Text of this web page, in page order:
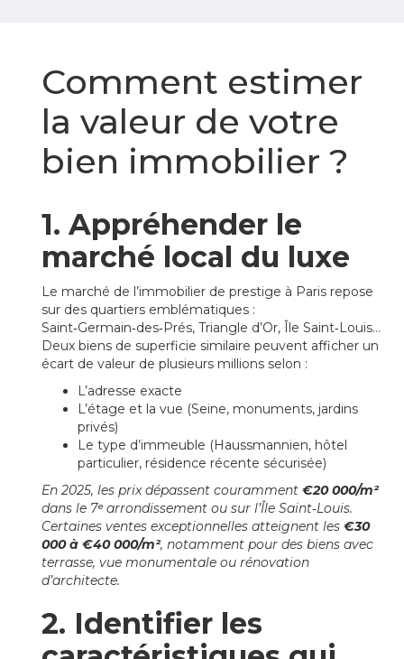
Comment estimer
la valeur de votre
bien immobilier ?
1. Appréhender le
marché local du luxe
Le marché de l’immobilier de prestige à Paris repose
sur des quartiers emblématiques :
Saint‑Germain‑des‑Prés, Triangle d’Or, Île Saint‑Louis…
Deux biens de superficie similaire peuvent afficher un
écart de valeur de plusieurs millions selon :
L’adresse exacte
L’étage et la vue (Seine, monuments, jardins
privés)
Le type d’immeuble (Haussmannien, hôtel
particulier, résidence récente sécurisée)
En 2025, les prix dépassent couramment€20 000/m²
dans le 7ᵉ arrondissement ou sur l’Île Saint‑Louis.
Certaines ventes exceptionnelles atteignent les€30
000 à €40 000/m², notamment pour des biens avec
terrasse, vue monumentale ou rénovation
d’architecte.
2. Identifier les